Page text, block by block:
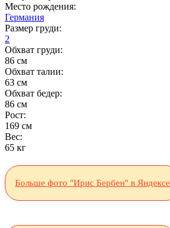
Место рождения:
Германия
Размер груди:
2
Обхват груди:
86 см
Обхват талии:
63 см
Обхват бедер:
86 см
Рост:
169 см
Вес:
65 кг
Больше фото "Ирис Бербен" в Яндексе